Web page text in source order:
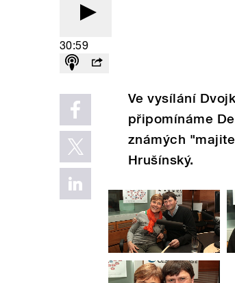
30:59
Ve vysílání
připomínáme
známých
Hrušínský.